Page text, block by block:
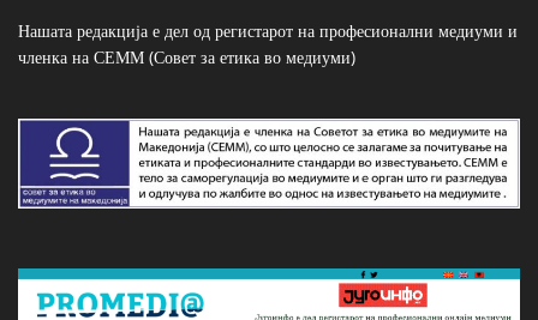
Нашата редакција е дел од регистарот на професионални медиуми и
членка на СЕММ (Совет за етика во медиуми)